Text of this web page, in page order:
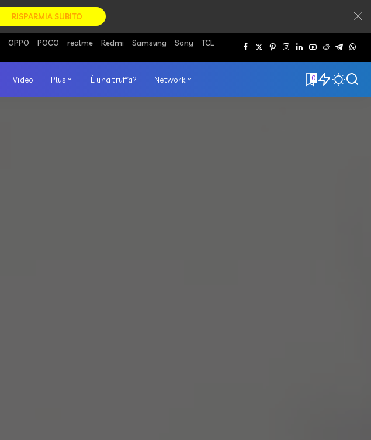
RISPARMIA SUBITO
OPPO POCO realme Redmi Samsung Sony
TCL
Video Plus È una truffa? Network 0